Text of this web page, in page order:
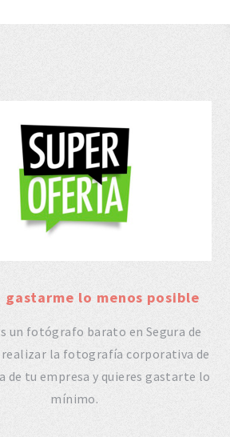
gastarme lo menos posible
un fotógrafo barato en Segura de
realizar la fotografía corporativa de
tu empresa y quieres gastarte lo
mínimo.